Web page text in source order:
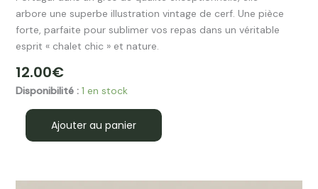
arbore une superbe illustration vintage de cerf. Une pièce
forte, parfaite pour sublimer vos repas dans un véritable
esprit « chalet chic » et nature.
12.00€
Disponibilité : 1 en stock
quantité
AssietteAjouter au panier